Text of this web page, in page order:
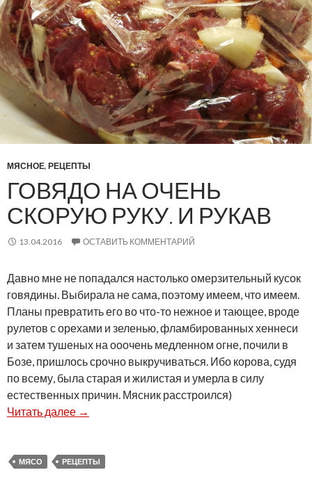
МЯСНОЕ, РЕЦЕПТЫ
ГОВЯДО НА ОЧЕНЬ
СКОРУЮ РУКУ. И РУКАВ
13.04.2016 ОСТАВИТЬ КОММЕНТАРИЙ
Давно мне не попадался настолько омерзительный кусок
говядины. Выбирала не сама, поэтому имеем, что имеем.
Планы превратить его во что-то нежное и тающее, вроде
рулетов с орехами и зеленью, фламбированных хеннеси
и затем тушеных на ооочень медленном огне, почили в
Бозе, пришлось срочно выкручиваться. Ибо корова, судя
по всему, была старая и жилистая и умерла в силу
естественных причин. Мясник расстроился)
Читать далее
Говядо на очень скорую руку. И рукав
→
МЯСО РЕЦЕПТЫ